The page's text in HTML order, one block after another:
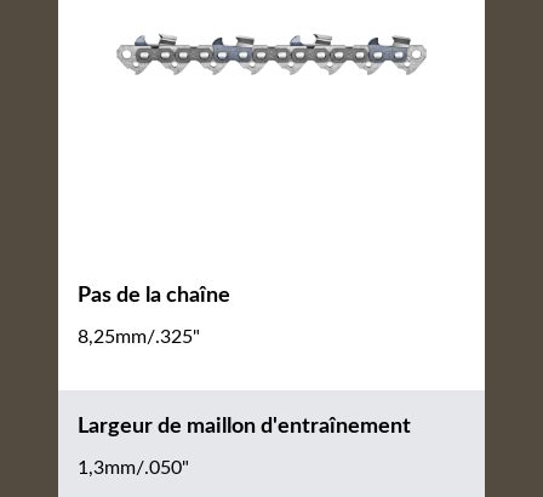
Pas de la chaîne
8,25mm/.325"
Largeur de maillon d'entraînement
1,3mm/.050"